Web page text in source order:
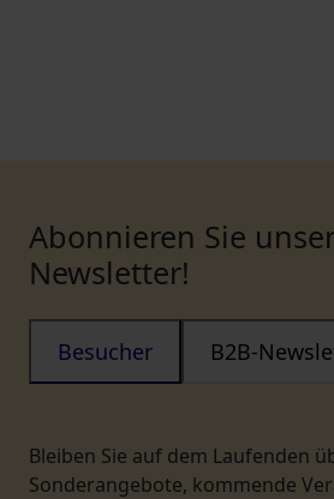
Abonnieren Sie
Newsletter!
Bleiben Sie auf dem Laufenden
Sonderangebote, kommende
Besucher B2B-